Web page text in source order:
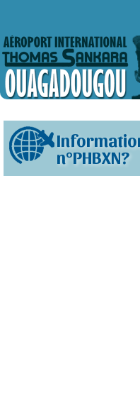
n°PHBXN?